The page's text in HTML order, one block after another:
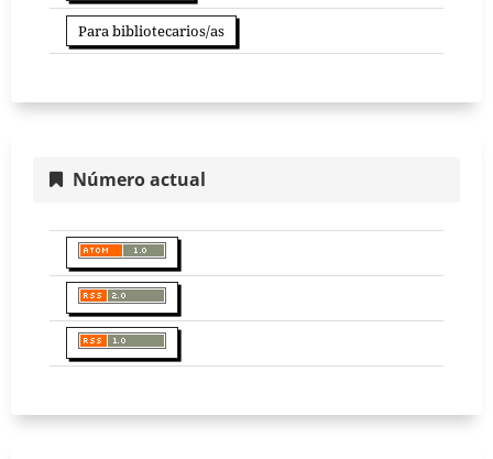
Para bibliotecarios/as
Número actual